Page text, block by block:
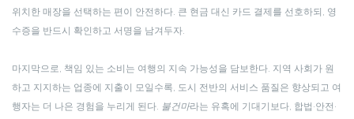
위치한 매장을 선택하는 편이 안전하다. 큰 현금 대신 카드 결제를 선호하되, 영
수증을 반드시 확인하고 서명을 남겨두자.
마지막으로, 책임 있는 소비는 여행의 지속 가능성을 담보한다. 지역 사회가 원
하고 지지하는 업종에 지출이 모일수록, 도시 전반의 서비스 품질은 향상되고 여
행자는 더 나은 경험을 누리게 된다. 불건마라는 유혹에 기대기보다, 합법·안전·